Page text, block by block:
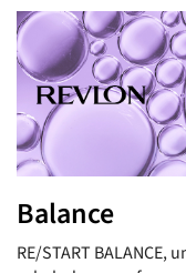
Balance
RE/START